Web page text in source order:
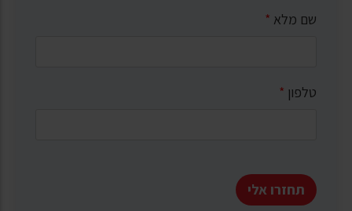
שם מלא *
טלפון *
תחזרו אלי